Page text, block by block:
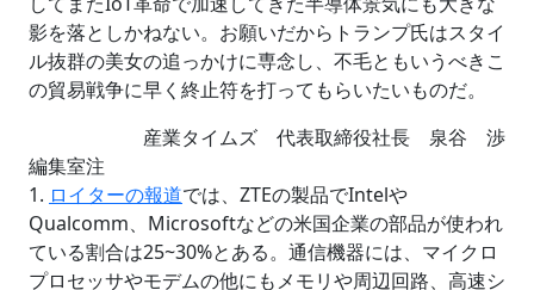
影を落としかねない。お願いだからトランプ氏はスタイ
ル抜群の美女の追っかけに専念し、不毛ともいうべきこ
の貿易戦争に早く終止符を打ってもらいたいものだ。
産業タイムズ 代表取締役社長 泉谷 渉
編集室注
1. ロイターの報道では、ZTEの製品でIntelや
Qualcomm、Microsoftなどの米国企業の部品が使われ
ている割合は25~30%とある。通信機器には、マイクロ
プロセッサやモデムの他にもメモリや周辺回路、高速シ